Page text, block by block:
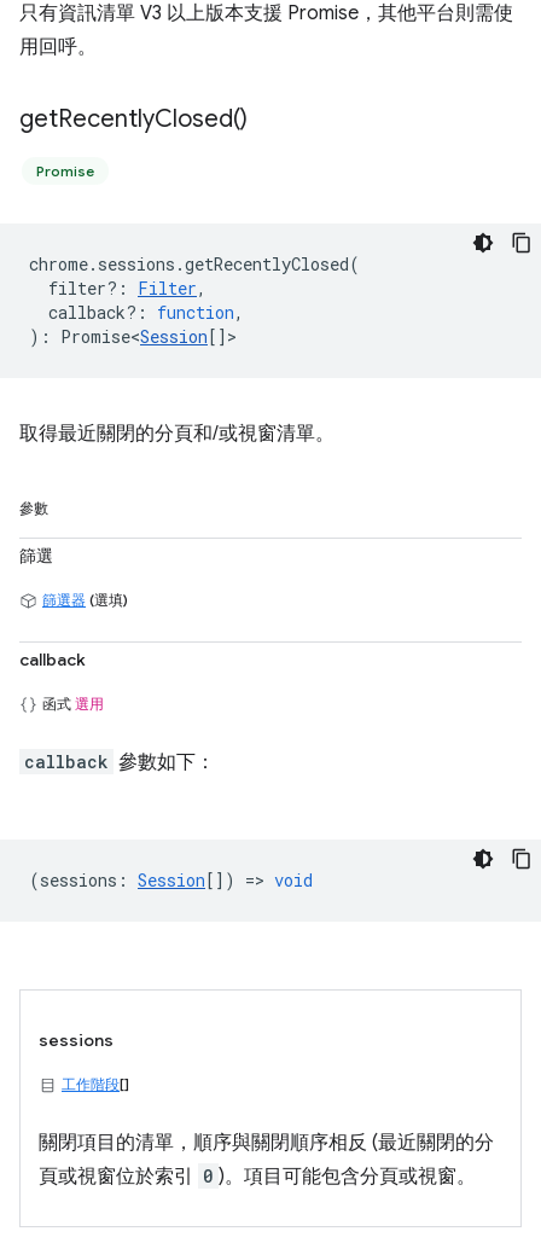
只有資訊清單 V3 以上版本支援 Promise，其他平台則需使
用回呼。
getRecentlyClosed()
Promise
chrome. sessions .getRecentlyClosed(
filter? : Filter,
callback? : function,
) : Promise<Session[] >
取得最近關閉的分頁和/或視窗清單。
參數
篩選
篩選器 (選填)
callback
函式 選用
callback 參數如下：
(sessions : Session[]) => void
sessions
工作階段[]
關閉項目的清單，順序與關閉順序相反 (最近關閉的分
頁或視窗位於索引
0 )。項目可能包含分頁或視窗。